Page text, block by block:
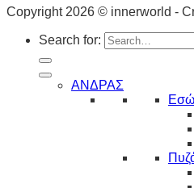
Copyright 2026 © innerworld -
Search for:
ΑΝΔΡΑΣ